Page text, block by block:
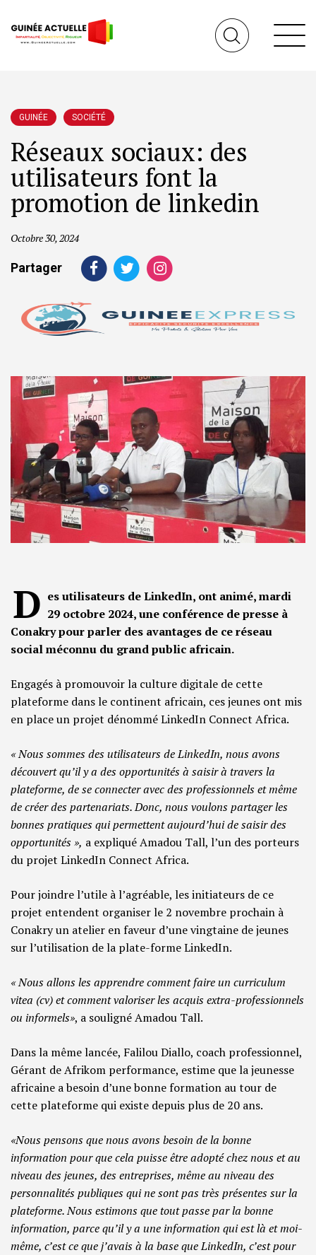
GUINÉE SOCIÉTÉ
Réseaux sociaux: des
utilisateurs font la
promotion de linkedin
Octobre 30, 2024
Partager
D es utilisateurs de LinkedIn, ont animé, mardi
29 octobre 2024, une conférence de presse à
Conakry pour parler des avantages de ce réseau
social méconnu du grand public africain.
Engagés à promouvoir la culture digitale de cette
plateforme dans le continent africain, ces jeunes ont mis
en place un projet dénommé LinkedIn Connect Africa.
« Nous sommes des utilisateurs de LinkedIn, nous avons
découvert qu’il y a des opportunités à saisir à travers la
plateforme, de se connecter avec des professionnels et même
de créer des partenariats. Donc, nous voulons partager les
bonnes pratiques qui permettent aujourd’hui de saisir des
opportunités », a expliqué Amadou Tall, l’un des porteurs
du projet LinkedIn Connect Africa.
Pour joindre l’utile à l’agréable, les initiateurs de ce
projet entendent organiser le 2 novembre prochain à
Conakry un atelier en faveur d’une vingtaine de jeunes
sur l’utilisation de la plate-forme LinkedIn.
« Nous allons les apprendre comment faire un curriculum
vitea (cv) et comment valoriser les acquis extra-professionnels
ou informels», a souligné Amadou Tall.
Dans la même lancée, Falilou Diallo, coach professionnel,
Gérant de Afrikom performance, estime que la jeunesse
africaine a besoin d’une bonne formation au tour de
cette plateforme qui existe depuis plus de 20 ans.
«Nous pensons que nous avons besoin de la bonne
information pour que cela puisse être adopté chez nous et au
niveau des jeunes, des entreprises, même au niveau des
personnalités publiques qui ne sont pas très présentes sur la
plateforme. Nous estimons que tout passe par la bonne
information, parce qu’il y a une information qui est là et moi-
même, c’est ce que j’avais à la base que LinkedIn, c’est pour